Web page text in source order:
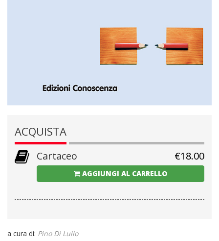
ACQUISTA
Cartaceo €18.00
AGGIUNGI AL CARRELLO
a cura di: Pino Di Lullo